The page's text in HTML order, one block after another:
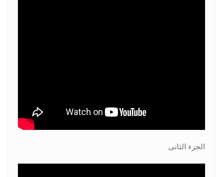
الجزء الثانى